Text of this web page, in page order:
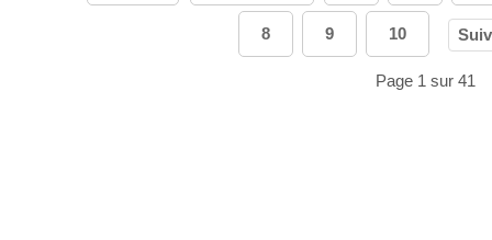
8 9 10
Page 1 sur 41